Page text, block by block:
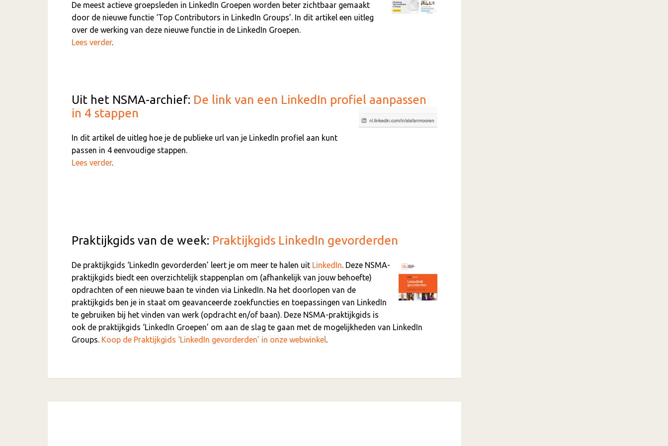
De meest actieve groepsleden in LinkedIn Groepen worden beter zichtbaar gemaakt
door de nieuwe functie ‘Top Contributors in LinkedIn Groups’. In dit artikel een uitleg
over de werking van deze nieuwe functie in de LinkedIn Groepen.
Lees verder.
Uit het NSMA-archief: De link van een LinkedIn profiel aanpassen
in 4 stappen
In dit artikel de uitleg hoe je de publieke url van je LinkedIn profiel aan kunt
passen in 4 eenvoudige stappen.
Lees verder.
Praktijkgids van de week: Praktijkgids LinkedIn gevorderden
De praktijkgids ‘LinkedIn gevorderden’ leert je om meer te halen uit LinkedIn. Deze NSMA-
praktijkgids biedt een overzichtelijk stappenplan om (afhankelijk van jouw behoefte)
opdrachten of een nieuwe baan te vinden via LinkedIn. Na het doorlopen van de
praktijkgids ben je in staat om geavanceerde zoekfuncties en toepassingen van LinkedIn
te gebruiken bij het vinden van werk (opdracht en/of baan). Deze NSMA-praktijkgids is
ook de praktijkgids ‘LinkedIn Groepen’ om aan de slag te gaan met de mogelijkheden van LinkedIn
Groups. Koop de Praktijkgids ‘LinkedIn gevorderden’ in onze webwinkel.